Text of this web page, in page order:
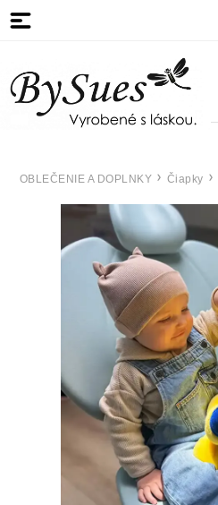
OBLEČENIE A DOPLNKY Čiapky